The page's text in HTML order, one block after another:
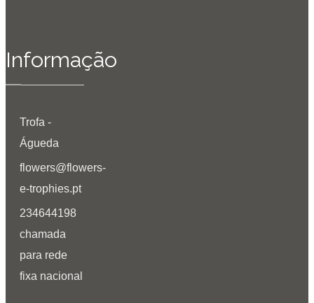
Informação
Trofa -
Águeda
flowers@flowers-
e-trophies.pt
234644198
chamada
para rede
fixa nacional